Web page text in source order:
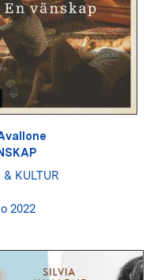
& KULTUR
2022